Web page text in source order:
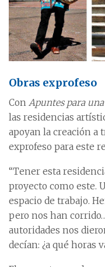
Obras exprofeso
Con Apuntes para
las residencias
apoyan la creación a
exprofeso para este
“Tener esta
proyecto como este.
espacio de trabajo.
pero nos han
autoridades nos
decían: ¿a qué horas